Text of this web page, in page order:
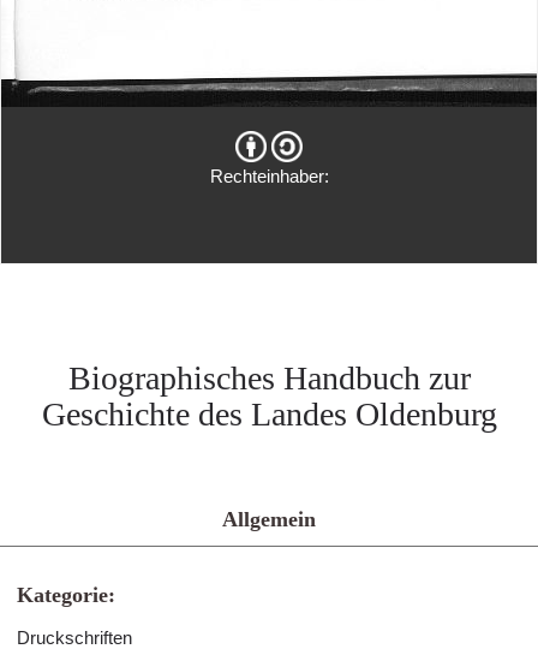
Rechteinhaber:
Biographisches Handbuch zur
Geschichte des Landes Oldenburg
Allgemein
Kategorie:
Druckschriften